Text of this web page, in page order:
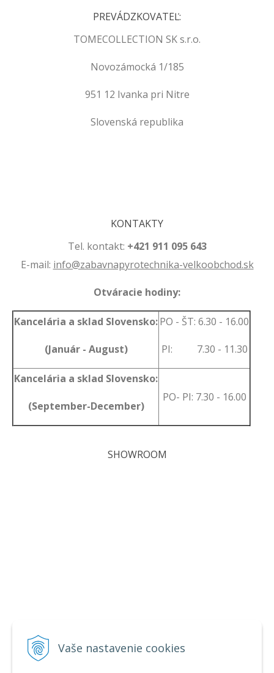
Vaše nastavenie cookies
PREVÁDZKOVATEĽ:
TOMECOLLECTION SK s.r.o.
Novozámocká 1/185
951 12 Ivanka pri Nitre
Slovenská republika
KONTAKTY
Tel. kontakt: +421 911 095 643
E-mail: info@zabavnapyrotechnika-velkoobchod.sk
Otváracie hodiny:
Kancelária a sklad Slovensko:
(Január - August)
PO - ŠT: 6.30 - 16.00
PI: 7.30 - 11.30
Kancelária a sklad Slovensko:
(September-December)
PO- PI: 7.30 - 16.00
SHOWROOM